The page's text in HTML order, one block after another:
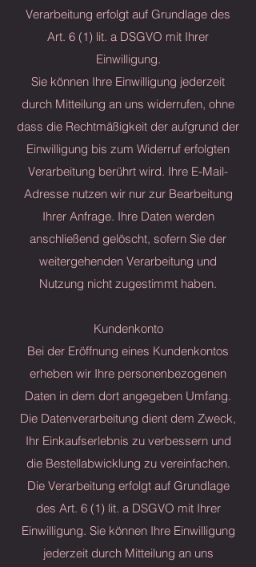
Verarbeitung erfolgt auf Grundlage des
Art. 6 (1) lit. a DSGVO mit Ihrer
Einwilligung.
Sie können Ihre Einwilligung jederzeit
durch Mitteilung an uns widerrufen, ohne
dass die Rechtmäßigkeit der aufgrund der
Einwilligung bis zum Widerruf erfolgten
Verarbeitung berührt wird. Ihre E-Mail-
Adresse nutzen wir nur zur Bearbeitung
Ihrer Anfrage. Ihre Daten werden
anschließend gelöscht, sofern Sie der
weitergehenden Verarbeitung und
Nutzung nicht zugestimmt haben.
Kundenkonto
Bei der Eröffnung eines Kundenkontos
erheben wir Ihre personenbezogenen
Daten in dem dort angegeben Umfang.
Die Datenverarbeitung dient dem Zweck,
Ihr Einkaufserlebnis zu verbessern und
die Bestellabwicklung zu vereinfachen.
Die Verarbeitung erfolgt auf Grundlage
des Art. 6 (1) lit. a DSGVO mit Ihrer
Einwilligung. Sie können Ihre Einwilligung
jederzeit durch Mitteilung an uns